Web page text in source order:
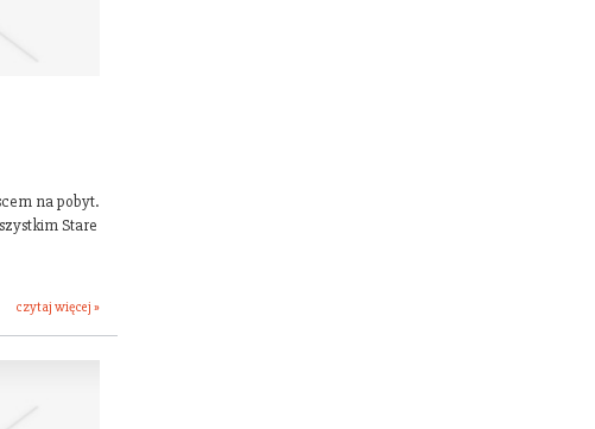
na pobyt.
Stare
czytaj więcej »